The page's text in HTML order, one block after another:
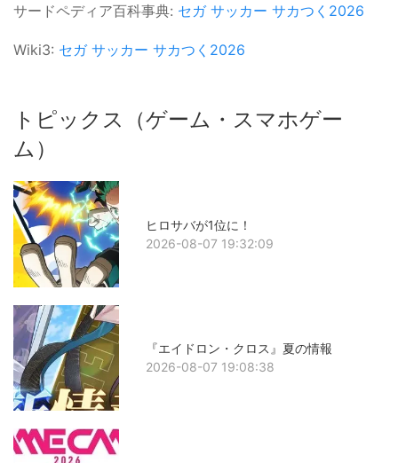
サードペディア百科事典: セガ サッカー サカつく2026
Wiki3: セガ サッカー サカつく2026
トピックス（ゲーム・スマホゲー
ム）
ヒロサバが1位に！
2026-08-07 19:32:09
『エイドロン・クロス』夏の情報
2026-08-07 19:08:38